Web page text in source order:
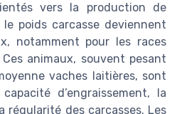
vers la production de
poids carcasse deviennent
notamment pour les races
animaux, souvent pesant
vaches laitières, sont
d’engraissement, la
régularité des carcasses. Les